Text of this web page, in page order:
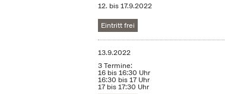
12. bis17.9.2022
Eintritt frei
13.9.2022
3 Termine:
16 bis 16:30 Uhr
16:30 bis 17 Uhr
17 bis 17:30 Uhr